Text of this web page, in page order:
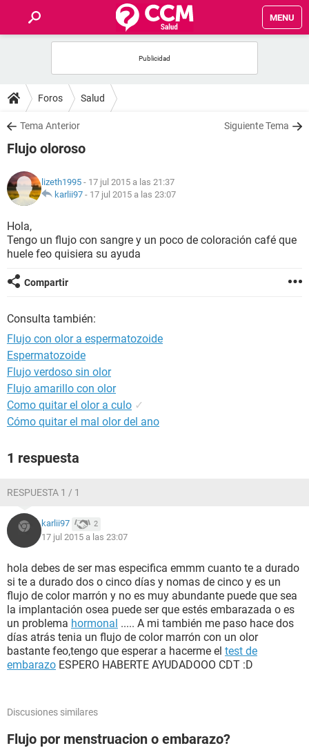
MENU
FOROS
SALUD
FAMILIA
NUTRICIÓN
BIENESTAR
Foros Salud
Tema Anterior Siguiente Tema
Flujo oloroso
lizeth1995 - 17 jul 2015 a las 21:37
karlii97 - 17 jul 2015 a las 23:07
Hola,
Tengo un flujo con sangre y un poco de coloración café que
huele feo quisiera su ayuda
Compartir
Consulta también:
Flujo con olor a espermatozoide
Espermatozoide
Flujo verdoso sin olor
Flujo amarillo con olor
Como quitar el olor a culo ✓
Cómo quitar el mal olor del ano
1 respuesta
RESPUESTA 1 / 1
karlii97 2
17 jul 2015 a las 23:07
hola debes de ser mas especifica emmm cuanto te a durado
si te a durado dos o cinco días y nomas de cinco y es un
flujo de color marrón y no es muy abundante puede que sea
la implantación osea puede ser que estés embarazada o es
un problema hormonal ..... A mi también me paso hace dos
días atrás tenia un flujo de color marrón con un olor
bastante feo,tengo que esperar a hacerme el test de
embarazo ESPERO HABERTE AYUDADOOO CDT :D
Discusiones similares
Flujo por menstruacion o embarazo?